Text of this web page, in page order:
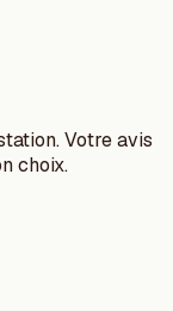
Votre avis
choix.